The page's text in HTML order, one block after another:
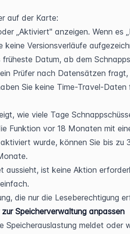
auf der Karte:
„Aktiviert" anzeigen. Wenn es
keine Versionsverläufe
Datum, ab dem
Prüfer nach Datensätzen
Sie keine Time-Travel-Daten
wie viele Tage
Funktion vor 18 Monaten mit
wurde, können Sie bis zu
aussieht, ist keine Aktion
die nur die Leseberechtigung
Speicherverwaltung anpassen
Speicherauslastung meldet oder